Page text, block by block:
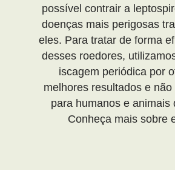
possível contrair a
doenças mais perigosas
eles. Para tratar de forma
desses roedores,
iscagem periódica por
melhores resultados e
para humanos e animais
Conheça mais sobre